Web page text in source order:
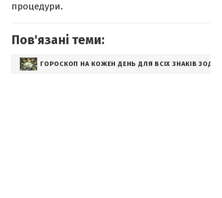
процедури.
Пов'язані теми:
ГОРОСКОП НА КОЖЕН ДЕНЬ ДЛЯ ВСІХ ЗНАКІВ